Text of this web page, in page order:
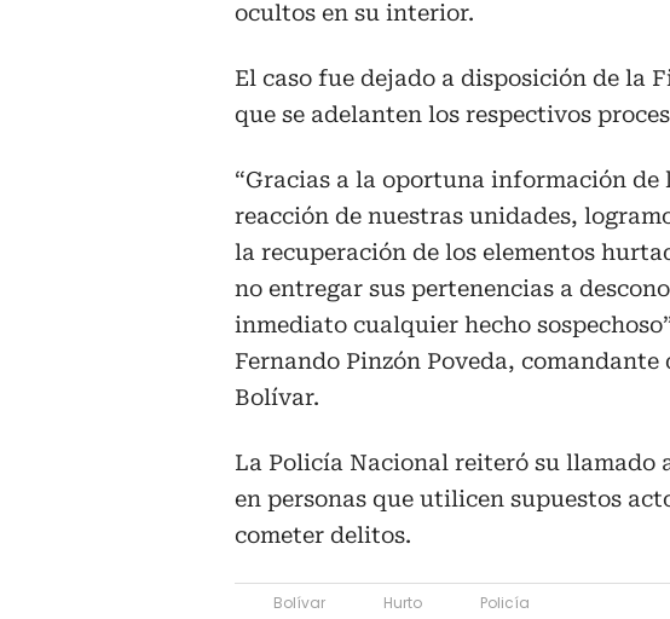
ocultos en su interior.
El caso fue dejado a disposición de la
que se adelanten los respectivos
“Gracias a la oportuna información
reacción de nuestras unidades,
la recuperación de los elementos
no entregar sus pertenencias a
inmediato cualquier hecho
Fernando Pinzón Poveda,
Bolívar.
La Policía Nacional reiteró su llamado
en personas que utilicen supuestos
cometer delitos.
Bolívar Hurto Policía